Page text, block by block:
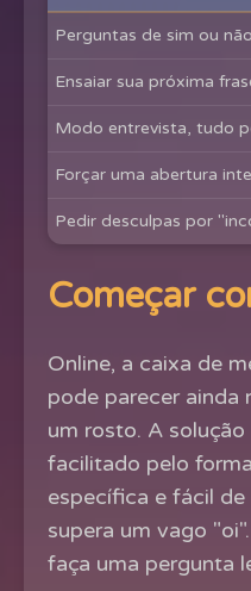
Perguntas de sim ou
Ensaiar sua próxima
Modo entrevista, tudo
Forçar uma abertura
Pedir desculpas por
Começar
Online, a caixa de
pode parecer ainda
um rosto. A
facilitado pelo
específica e fácil
supera um vago
faça uma pergunta